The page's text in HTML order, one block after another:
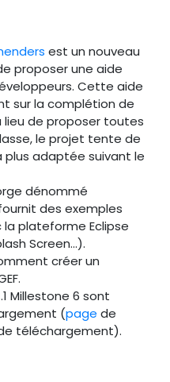
est un nouveau
proposer une aide
Cette aide
sur la complétion de
lieu de proposer toutes
le projet tente de
adaptée suivant le
dénommé
des exemples
plateforme Eclipse
Screen…).
créer un
Millestone 6 sont
(page de
téléchargement).